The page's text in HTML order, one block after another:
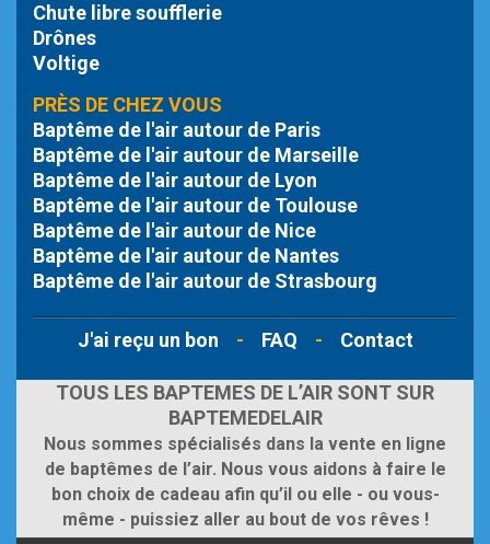
Chute libresoufflerie
Drônes
Voltige
PRÈS DE CHEZ VOUS
Baptême de l'air autour de Paris
Baptême de l'air autour de Marseille
Baptême de l'air autour de Lyon
Baptême de l'air autour de Toulouse
Baptême de l'air autour de Nice
Baptême de l'air autour de Nantes
Baptême de l'air autour de Strasbourg
J'ai reçu un bon - FAQ - Contact
TOUS LES BAPTEMES DE L’AIR SONT SUR
BAPTEMEDELAIR
Nous sommes spécialisés dans la vente en ligne
de baptêmes de l’air. Nous vous aidons à faire le
bon choix de cadeau afin qu’il ou elle - ou vous-
même - puissiez aller au bout de vos rêves !